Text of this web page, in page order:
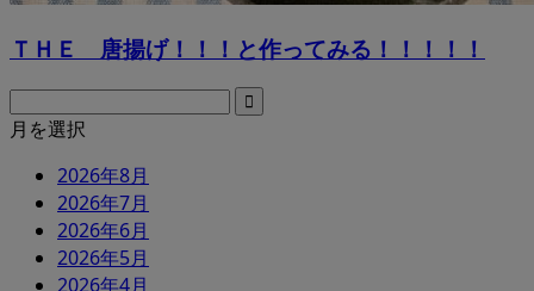
ＴＨＥ 唐揚げ！！！と作ってみる！！！！！
月を選択
2026年8月
2026年7月
2026年6月
2026年5月
2026年4月